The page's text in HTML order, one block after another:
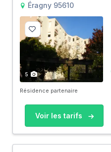
Éragny 95610
5
Résidence partenaire
Voir les tarifs